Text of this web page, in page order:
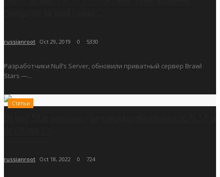
russianroot Oct 29, 2019 0 5330
Разработчики Null’s Server, обновили приватный сервер Brawl
Stars —...
Статьи
russianroot Oct 18, 2022 0 724